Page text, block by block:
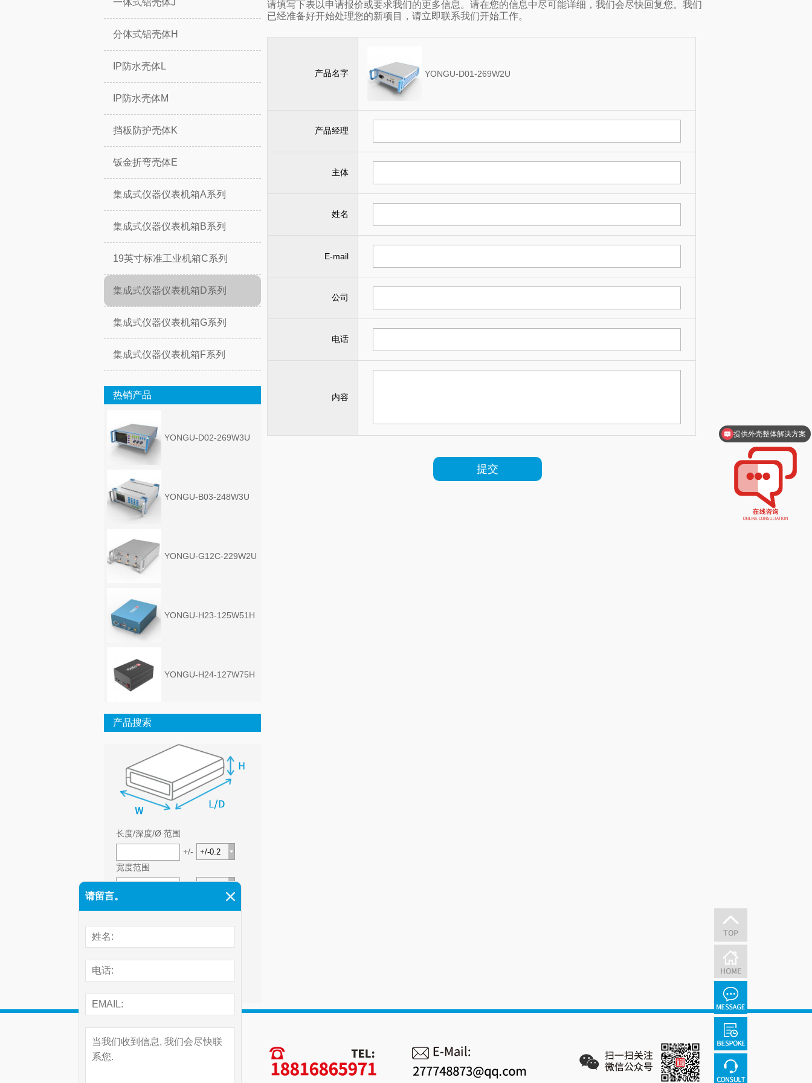
一体式铝壳体J
分体式铝壳体H
IP防水壳体L
IP防水壳体M
挡板防护壳体K
钣金折弯壳体E
集成式仪器仪表机箱A系列
集成式仪器仪表机箱B系列
19英寸标准工业机箱C系列
集成式仪器仪表机箱D系列
集成式仪器仪表机箱G系列
集成式仪器仪表机箱F系列
热销产品
YONGU-D02-269W3U
YONGU-B03-248W3U
YONGU-G12C-229W2U
YONGU-H23-125W51H
YONGU-H24-127W75H
产品搜索
长度/深度/Ø 范围
+/-
宽度范围
+/-
高度范围
请填写下表以申请报价或要求我们的更多信息。请在您的信息中尽可能详细，我们会尽快回复您。我们
已经准备好开始处理您的新项目，请立即联系我们开始工作。
产品名字 YONGU-D01-269W2U
产品经理
主体
姓名
E-mail
公司
电话
内容
提交
请留言。
提供外壳整体解决方案